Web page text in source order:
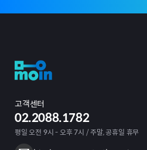
고객센터
02.2088.1782
평일 오전 9시 - 오후 7시 / 주말, 공휴일 휴무